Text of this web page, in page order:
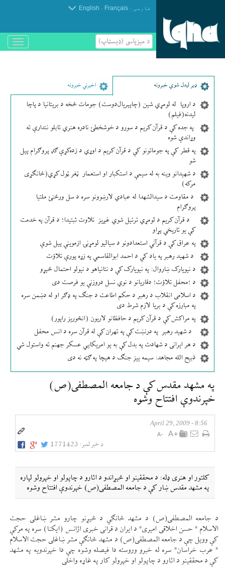
فارسی .
Français
.
English
د مېزپاسى (ډیسټاپ)
باز
و
ډير لیدل شوي خبرونه اخیرني خبرونه
د اروپا له لومړي شین (چاپېریال‌دوست) جومات څخه د بریتانیا د پاچا
لیدنه(فیلم)
په جده کې د قرآن کریم د سورو د خوشخطئ نادره هنري تابلو نندارې ته
وړاندې شوه
په قطر کې په جوماتونو کې د قرآن کریم د اوړي د زده‌کړې ګډ پروګرام پیل
شو
د شهیدانو وینه به له سیمې د استکبار او استعمار ټغر ټول کړي(ځانګړی
مرکه)
د مقاومت د سیدالشهدا له عبادي لارښوونو سره د سل ورځنئ ملتیا
پروګرام
د قرآن کریم د لومړي ترتیل شوي غږیز تلاوت ثبتیدا؛ د قرآن په خدمت
کې یو تاریخي پړاو
په عراق کې د قرآني استعدادونو د سیالیو لومړنۍ ازموینې پیل شوې
د شهید رهبر په یاد کې د احمد ابوالقاسمي په زړه پورې تلاؤت
د نیویارک ښاروال: په نیویارک کې د نتانیاهو د نیولو احتمال څېړو
د ؛محفل تلاؤت؛ دقاریانو د نوي نسل دروزنې یو فرصت دی
د اسلامی انقلاب د رهبر د حکم اطاعت د جنګ په ډګر او له دښمن سره
په مبارزه کې د بریا لازم شرط دی
په مراکش کې د قرآن کریم د حافظانو لاریون (انځوریز راپور)
د شهید رهبر په درنښت کې په تهران کې له قرآن سره د انس محفل
د هر ایرانی د شهادت په بدل کې به یو امریکایي عسکر جهنم ته واستول شي
ذبیح الله مجاهد: سیمه ییز جنګ د هیچا په ګټه نه دی
په مشهد مقدس كې د جامعه المصطفی(ص)
خپرندوې افتتاح وشوه
8:56 - April 29, 2009
د خبر لمبر: 1771423
كلتور او هنری ډله: د محققينو او څیړاندو د اثارو د چاپولو او خپرولو لپاره
په مشهد مقدس ښار كې د جامعه المصطفی(ص) خپرندوې افتتاح وشوه
د جامعه المصطفی(ص) د مشهد څانګې د څیړنو چارو مشر ښاغلی حجت
الاسلام " حسن اخلاقی اميری" د ايران د قرانی خبری اژانس (ايكنا) سره په مركې
كې وويل چې د جامعه المصطفی(ص) د مشهد څانګې مشر ښاغلی حجت الاسلام
" عرب خراسان" سره له خبرو وروسته دا فيصله وشوه چې دا خپرندويه په مشهد
كې د محققينو د اثارو د چاپولو او خپرولو كار په غاړه واخلی